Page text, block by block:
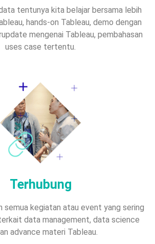
tentunya kita belajar bersama lebih
hands-on Tableau, demo dengan
mengenai Tableau, pembahasan
uses case tertentu.
Terhubung
semua kegiatan atau event yang sering
data management, data science
advance materi Tableau.